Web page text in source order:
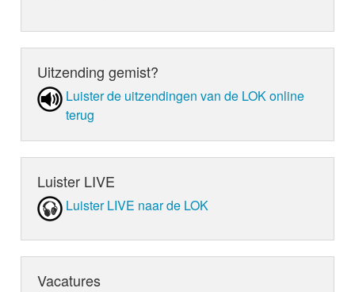
Uitzending gemist?
Luister de uit­zen­din­gen van de LOK online
terug
Luister LIVE
Luister LIVE naar de LOK
Vacatures